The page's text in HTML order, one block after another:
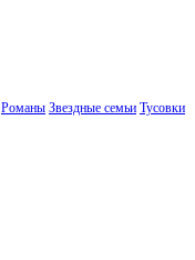
Романы Звездные семьи Тусовки